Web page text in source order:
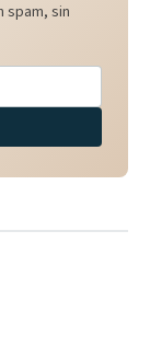
spam, sin